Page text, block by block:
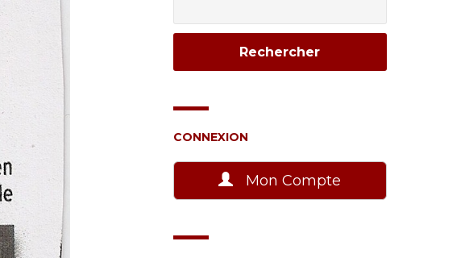
CONNEXION
Mon Compte